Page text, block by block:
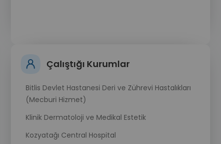
Çalıştığı Kurumlar
Bitlis Devlet Hastanesi Deri ve Zührevi Hastalıkları
(Mecburi Hizmet)
Klinik Dermatoloji ve Medikal Estetik
Kozyatağı Central Hospital